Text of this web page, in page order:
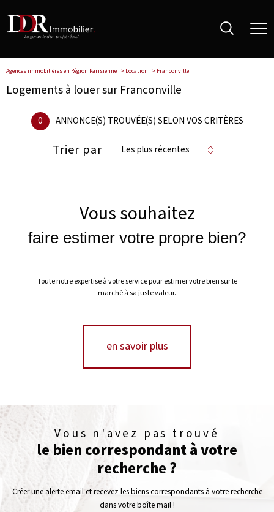
Agences immobilières en Région Parisienne Location Franconville
Logements à louer sur Franconville
0 ANNONCE(S) TROUVÉE(S) SELON VOS CRITÈRES
Trier par Les plus récentes
Vous souhaitez
faire estimer votre propre bien?
Toute notre expertise à votre service pour estimer votre bien sur le
marché à sa juste valeur.
en savoir plus
Vous n'avez pas trouvé
le bien correspondant à votre
recherche ?
Créer une alerte email et recevez les biens correspondants à votre recherche
dans votre boîte mail !